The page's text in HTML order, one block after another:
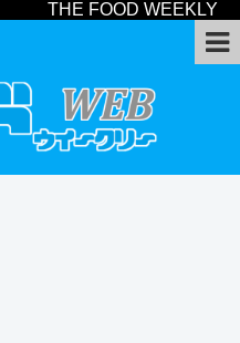
THE FOOD WEEKLY